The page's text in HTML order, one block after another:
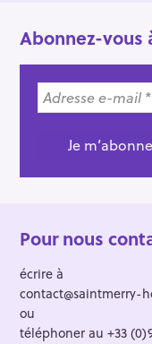
Abonnez-vous
Pour nous
écrire à
contact@saintmerry-
ou
téléphoner au +33